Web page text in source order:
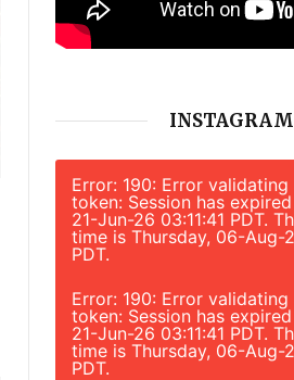
INSTAGRAM
Error: 190: Error validating
token: Session has
21-Jun-26 03:11:41 PDT.
time is Thursday, 06-Aug-
PDT.
Error: 190: Error validating
token: Session has
21-Jun-26 03:11:41 PDT.
time is Thursday, 06-Aug-
PDT.